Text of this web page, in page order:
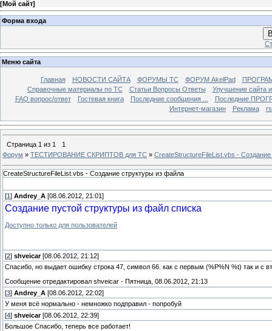
[Мой сайт]
Форма входа
Меню сайта
Главная НОВОСТИ САЙТА ФОРУМЫ TC ФОРУМ AkelPad
Справочные материалы по TС
Статьи Вопросы Ответы
Улучшение сайта
FAQ вопрос/ответ
Гостевая книга Последние сообщения ...
Последние
Интернет-магазин
Реклама
Страница 1 из 1
1
Форум » ТЕСТИРОВАНИЕ СКРИПТОВ для TC » CreateStructureFileList.vbs -
CreateStructureFileList.vbs - Создание структуры из файла
[1 ] Andrey_A [08.06.2012, 21:01]
Создание пустой структуры из файл списка
Доступно только для пользователей
[2] shveicar[08.06.2012, 21:12]
Спасибо, но выдает ошибку строка 47, символ 66. как с первым (%P%N %t) так и с
Сообщение отредактировал shveicar - Пятница, 08.06.2012, 21:13
[3] Andrey_A [08.06.2012, 22:02]
У меня всё нормально - немножко подправил - попробуй
[4] shveicar[08.06.2012, 22:39]
Большое Спасибо, теперь все работает!